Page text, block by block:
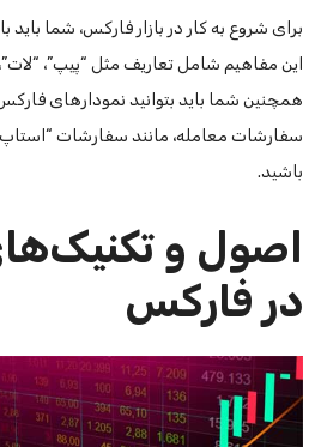
برای شروع به کار در بازار فارکس، شما باید
این مفاهیم شامل تعاریف مثل “پیپ”،
همچنین شما باید بتوانید نمودارهای فارکس
سفارشات معامله، مانند سفارشات “استاپ
باشید.
اصول و
در فارکس